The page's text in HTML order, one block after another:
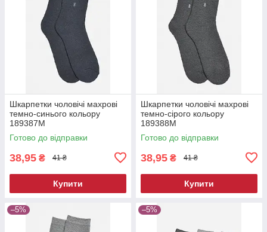
Шкарпетки чоловічі махрові
темно-синього кольору
189387M
Готово до відправки
38,95 ₴ 41 ₴
Купити
Шкарпетки чоловічі махрові
темно-сірого кольору
189388M
Готово до відправки
38,95 ₴ 41 ₴
Купити
–5% –5%